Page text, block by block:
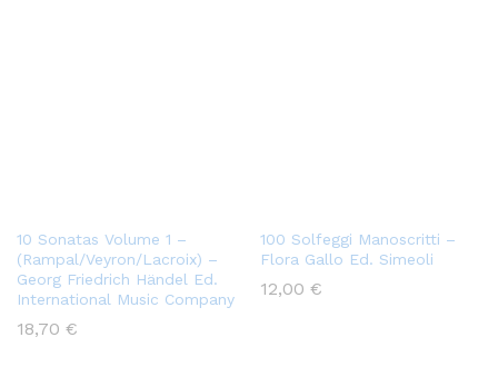
10 Sonatas Volume 1 –
(Rampal/Veyron/Lacroix) –
Georg Friedrich Händel Ed.
International Music Company
18,70 €
100 Solfeggi Manoscritti –
Flora Gallo Ed. Simeoli
12,00 €